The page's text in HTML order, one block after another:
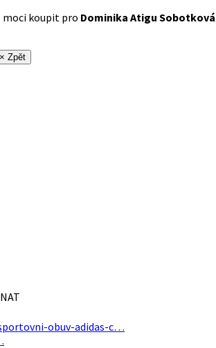
moci koupit pro Dominika Atigu Sobotková
× Zpět
obuv-adidas-c…